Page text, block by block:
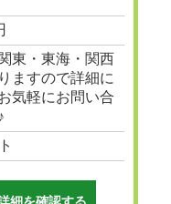
東・東海・関西
ますので詳細に
気軽にお問い合